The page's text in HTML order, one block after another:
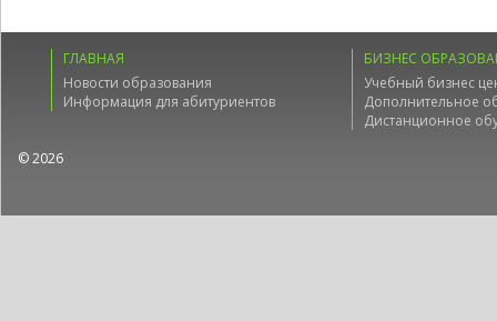
ГЛАВНАЯ
Новости образования
Информация для абитуриентов
БИЗНЕС
Учебный бизнес
Дополнительное
Дистанционное
© 2026